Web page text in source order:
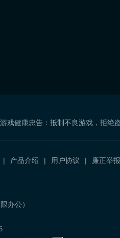
游戏健康忠告：抵制不良游戏，拒绝
产品介绍 用户协议 廉正举报
办公）